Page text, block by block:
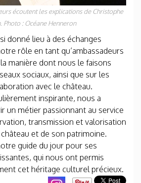
écoutent les explications de Christophe
Photo : Océane Henneron
donné lieu à des échanges
rôle en tant qu’ambassadeurs
manière dont nous le faisons
sociaux, ainsi que sur les
avec le château.
inspirante, nous a
un métier passionnant au service
transmission et valorisation
et de son patrimoine.
guide du jour pour ses
qui nous ont permis
cet héritage culturel précieux.